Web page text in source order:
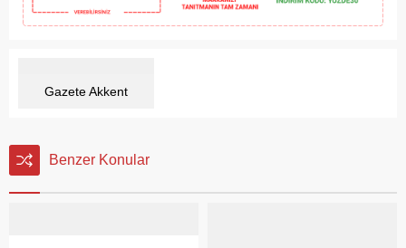
Gazete Akkent
Benzer Konular